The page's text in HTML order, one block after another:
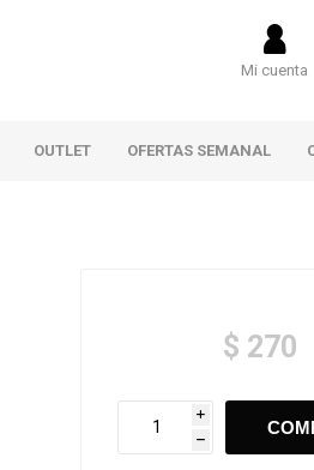
Mi cuenta
OUTLET OFERTAS SEMANAL
$ 270
i
h